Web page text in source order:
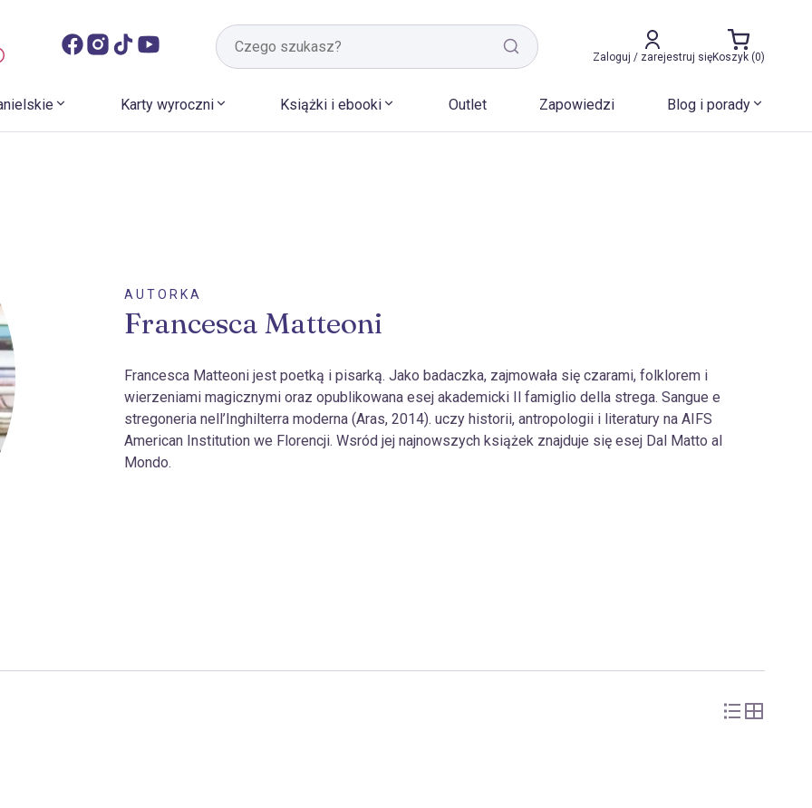
Zaloguj / zarejestruj sięKoszyk (0)
Karty wyroczni Książki i ebooki Outlet Zapowiedzi Blog i porady
AUTORKA
Francesca Matteoni
Francesca Matteoni jest poetką i pisarką. Jako badaczka, zajmowała się czarami, folklorem i
wierzeniami magicznymi oraz opublikowana esej akademicki Il famiglio della strega. Sangue e
stregoneria nell’Inghilterra moderna (Aras, 2014). uczy historii, antropologii i literatury na AIFS
American Institution we Florencji. Wsród jej najnowszych książek znajduje się esej Dal Matto al
Mondo.